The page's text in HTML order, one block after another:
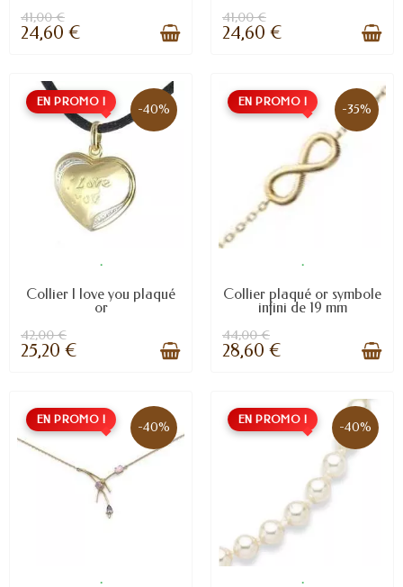
41,00 €
24,60 €
41,00 €
24,60 €
EN PROMO ! -40%
.
Collier I love you plaqué
or
42,00 €
25,20 €
EN PROMO ! -35%
.
Collier plaqué or symbole
infini de 19 mm
44,00 €
28,60 €
EN PROMO ! -40%
.
EN PROMO ! -40%
.